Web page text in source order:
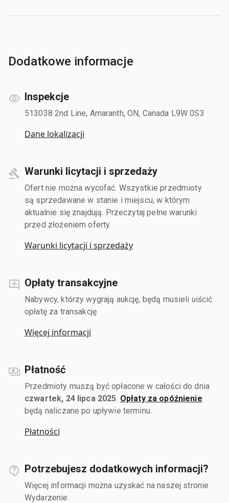
Dodatkowe informacje
Inspekcje
513038 2nd Line, Amaranth, ON, Canada L9W 0S3
Dane lokalizacji
Warunki licytacji i sprzedaży
Ofert nie można wycofać. Wszystkie przedmioty
są sprzedawane w stanie i miejscu, w którym
aktualnie się znajdują. Przeczytaj pełne warunki
przed złożeniem oferty.
Warunki licytacji i sprzedaży
Opłaty transakcyjne
Nabywcy, którzy wygrają aukcję, będą musieli uiścić
opłatę za transakcję.
Więcej informacji
Płatność
Przedmioty muszą być opłacone w całości do dnia
czwartek, 24 lipca 2025 Opłaty za opóźnienie
będą naliczane po upływie terminu.
Płatności
Potrzebujesz dodatkowych informacji?
Więcej informacji można uzyskać na naszej stronie
Wydarzenie.